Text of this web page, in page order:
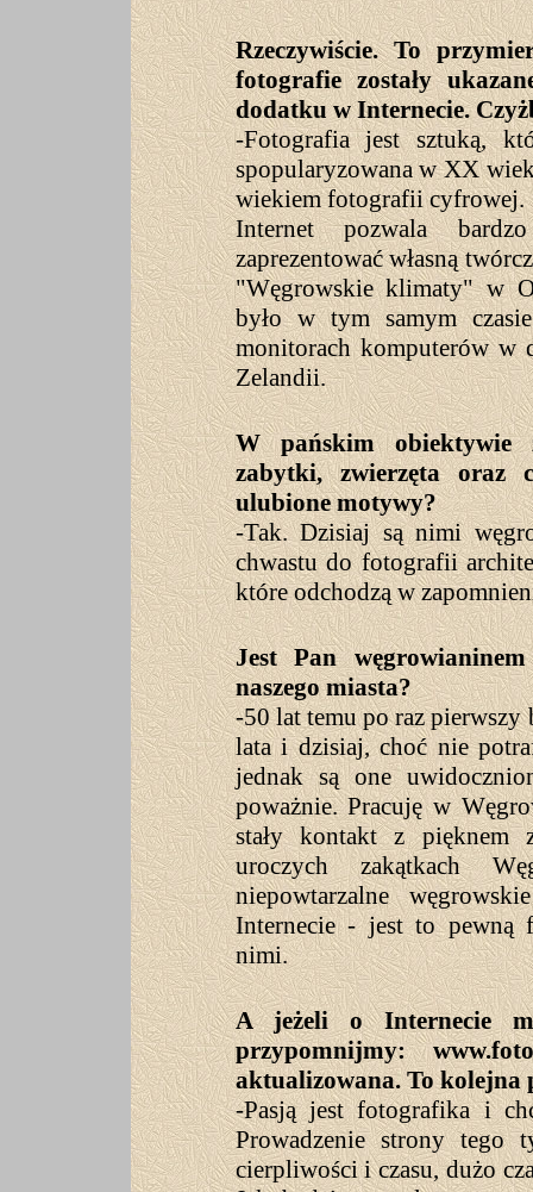
Rzeczywiście. To
fotografie zostały
dodatku w Internecie.
-Fotografia jest sztuką,
spopularyzowana w XX
wiekiem fotografii cyfrowej.
Internet pozwala
zaprezentować własną
"Węgrowskie klimaty" w
było w tym samym
monitorach komputerów w
Zelandii.
W pańskim obiektywie
zabytki, zwierzęta oraz
ulubione motywy?
-Tak. Dzisiaj są nimi
chwastu do fotografii
które odchodzą w
Jest Pan
naszego miasta?
-50 lat temu po raz pierwszy
lata i dzisiaj, choć nie
jednak są one
poważnie. Pracuję w
stały kontakt z pięknem
uroczych zakątkach
niepowtarzalne
Internecie - jest to pewną
nimi.
A jeżeli o Internecie
przypomnijmy:
aktualizowana. To kolejna
-Pasją jest fotografika i
Prowadzenie strony tego
cierpliwości i czasu, dużo